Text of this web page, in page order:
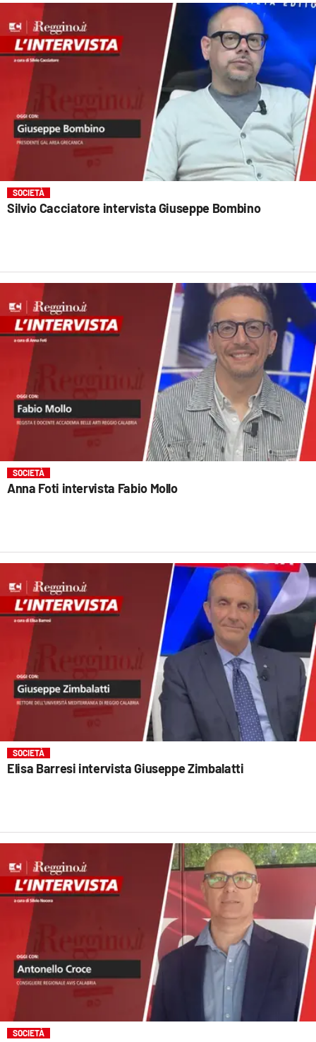
SOCIETÀ
Silvio Cacciatore intervista Giuseppe Bombino
SOCIETÀ
Anna Foti intervista Fabio Mollo
SOCIETÀ
Elisa Barresi intervista Giuseppe Zimbalatti
SOCIETÀ